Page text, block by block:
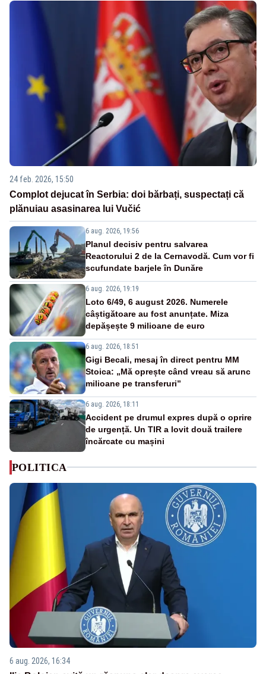
24 feb. 2026, 15:50
Complot dejucat în Serbia: doi bărbați, suspectați că
plănuiau asasinarea lui Vučić
6 aug. 2026, 19:56
Planul decisiv pentru salvarea
Reactorului 2 de la Cernavodă. Cum vor fi
scufundate barjele în Dunăre
6 aug. 2026, 19:19
Loto 6/49, 6 august 2026. Numerele
câștigătoare au fost anunțate. Miza
depășește 9 milioane de euro
6 aug. 2026, 18:51
Gigi Becali, mesaj în direct pentru MM
Stoica: „Mă oprește când vreau să arunc
milioane pe transferuri”
6 aug. 2026, 18:11
Accident pe drumul expres după o oprire
de urgență. Un TIR a lovit două trailere
încărcate cu mașini
POLITICA
6 aug. 2026, 16:34